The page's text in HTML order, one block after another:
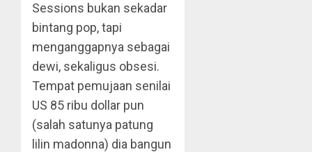
Sessions bukan sekadar
bintang pop, tapi
menganggapnya sebagai
dewi, sekaligus obsesi.
Tempat pemujaan senilai
US 85 ribu dollar pun
(salah satunya patung
lilin madonna) dia bangun